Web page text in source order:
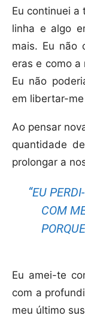
Eu continuei
linha e algo
mais. Eu não
eras e como
Eu não
em libertar-
Ao pensar
quantidade
prolongar a
“EU
COM
Eu amei-te
com a
meu último